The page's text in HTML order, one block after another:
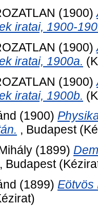
(1900)
iratai, 1900-
(1900)
iratai, 1900a.
(1900)
iratai, 1900b.
(1900)
, Budapest
(1899)
, Budapest
(1899) Eötvös